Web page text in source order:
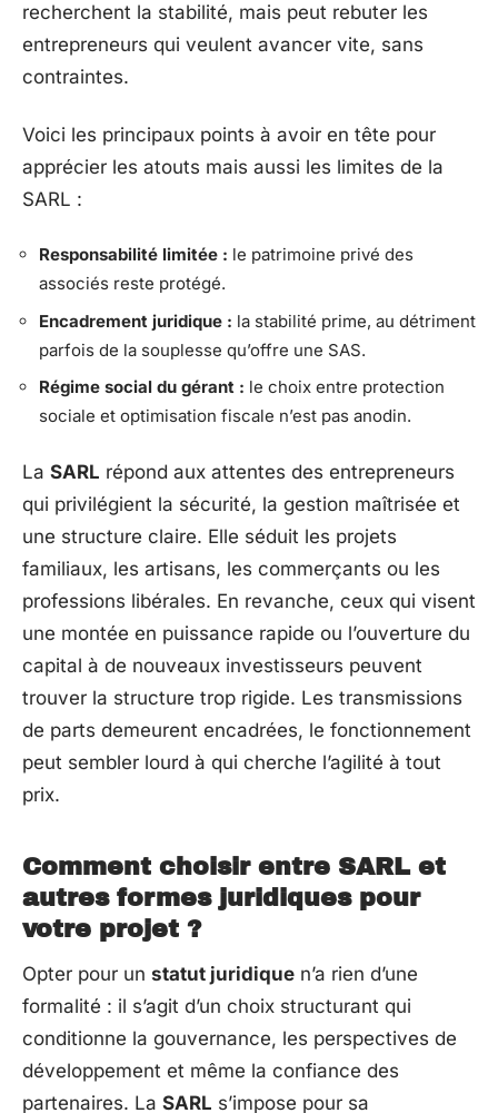
recherchent la stabilité, mais peut rebuter les
entrepreneurs qui veulent avancer vite, sans
contraintes.
Voici les principaux points à avoir en tête pour
apprécier les atouts mais aussi les limites de la
SARL :
Responsabilité limitée : le patrimoine privé des
associés reste protégé.
Encadrement juridique : la stabilité prime, au détriment
parfois de la souplesse qu’offre une SAS.
Régime social du gérant : le choix entre protection
sociale et optimisation fiscale n’est pas anodin.
La SARL répond aux attentes des entrepreneurs
qui privilégient la sécurité, la gestion maîtrisée et
une structure claire. Elle séduit les projets
familiaux, les artisans, les commerçants ou les
professions libérales. En revanche, ceux qui visent
une montée en puissance rapide ou l’ouverture du
capital à de nouveaux investisseurs peuvent
trouver la structure trop rigide. Les transmissions
de parts demeurent encadrées, le fonctionnement
peut sembler lourd à qui cherche l’agilité à tout
prix.
Comment choisir entre SARL et
autres formes juridiques pour
votre projet ?
Opter pour un statut juridique n’a rien d’une
formalité : il s’agit d’un choix structurant qui
conditionne la gouvernance, les perspectives de
développement et même la confiance des
partenaires. La SARL s’impose pour sa